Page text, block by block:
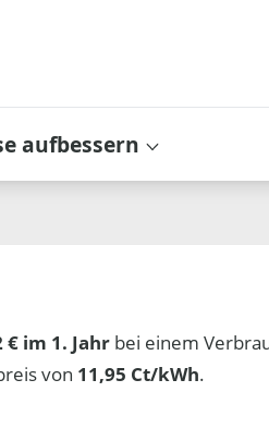
aufbessern
€ im 1. Jahr bei einem
von 11,95 Ct/kWh.